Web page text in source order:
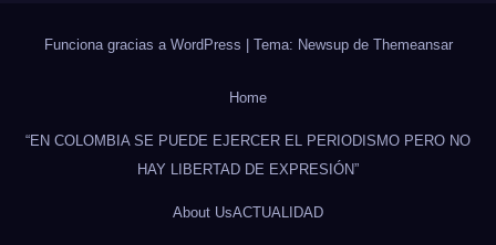
Funciona gracias a WordPress Tema: Newsup de Themeansar
Home
“EN COLOMBIA SE PUEDE EJERCER EL PERIODISMO PERO NO
HAY LIBERTAD DE EXPRESIÓN”
About UsACTUALIDAD